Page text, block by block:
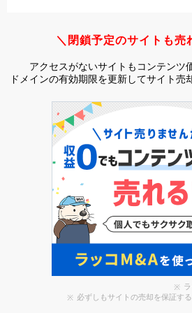
＼閉鎖予定のサイトも売
アクセスがないサイトもコンテンツ
ドメインの有効期限を更新してサイト売
必ずしもサイトの売却を保証す